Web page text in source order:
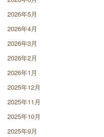
2026年5月
2026年4月
2026年3月
2026年2月
2026年1月
2025年12月
2025年11月
2025年10月
2025年9月